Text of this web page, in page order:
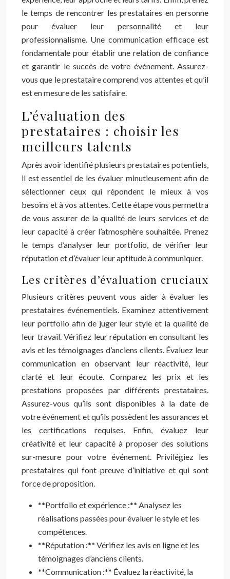
le temps de rencontrer les prestataires en personne
pour évaluer leur personnalité et leur
professionnalisme. Une communication efficace est
fondamentale pour établir une relation de confiance
et garantir le succès de votre événement. Assurez-
vous que le prestataire comprend vos attentes et qu’il
est en mesure de les satisfaire.
L’évaluation des
prestataires : choisir les
meilleurs talents
Après avoir identifié plusieurs prestataires potentiels,
il est essentiel de les évaluer minutieusement afin de
sélectionner ceux qui répondent le mieux à vos
besoins et à vos attentes. Cette étape vous permettra
de vous assurer de la qualité de leurs services et de
leur capacité à créer l’atmosphère souhaitée. Prenez
le temps d’analyser leur portfolio, de vérifier leur
réputation et d’évaluer leur aptitude à communiquer.
Les critères d’évaluation cruciaux
Plusieurs critères peuvent vous aider à évaluer les
prestataires événementiels. Examinez attentivement
leur portfolio afin de juger leur style et la qualité de
leur travail. Vérifiez leur réputation en consultant les
avis et les témoignages d’anciens clients. Évaluez leur
communication en observant leur réactivité, leur
clarté et leur écoute. Comparez les prix et les
prestations proposées par différents prestataires.
Assurez-vous qu’ils sont disponibles à la date de
votre événement et qu’ils possèdent les assurances et
les certifications requises. Enfin, évaluez leur
créativité et leur capacité à proposer des solutions
sur-mesure pour votre événement. Privilégiez les
prestataires qui font preuve d’initiative et qui sont
force de proposition.
**Portfolio et expérience :** Analysez les
réalisations passées pour évaluer le style et les
compétences.
**Réputation :** Vérifiez les avis en ligne et les
témoignages d’anciens clients.
**Communication :** Évaluez la réactivité, la